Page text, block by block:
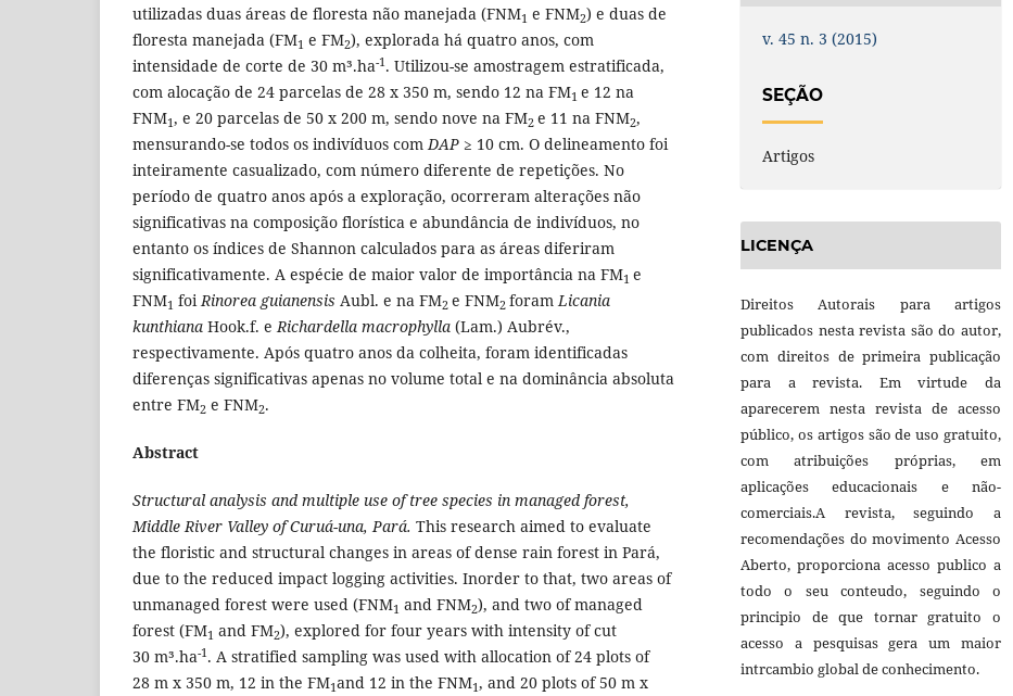
utilizadas duas áreas de floresta não manejada (FNM1 e FNM2) e duas de
floresta manejada (FM1 e FM2), explorada há quatro anos, com
intensidade de corte de 30 m³.ha-1 . Utilizou-se amostragem estratificada,
com alocação de 24 parcelas de 28 x 350 m, sendo 12 na FM1 e 12 na
FNM1, e 20 parcelas de 50 x 200 m, sendo nove na FM2 e 11 na FNM2,
mensurando-se todos os indivíduos comDAP ≥ 10 cm. O delineamento foi
inteiramente casualizado, com número diferente de repetições. No
período de quatro anos após a exploração, ocorreram alterações não
significativas na composição florística e abundância de indivíduos, no
entanto os índices de Shannon calculados para as áreas diferiram
significativamente. A espécie de maior valor de importância na FM1 e
FNM1 foiRinorea guianensis Aubl. e na FM2 e FNM2 foramLicania
kunthiana Hook.f. eRichardella macrophylla (Lam.) Aubrév.,
respectivamente. Após quatro anos da colheita, foram identificadas
diferenças significativas apenas no volume total e na dominância absoluta
entre FM2 e FNM2.
Abstract
Structural analysis and multiple use of tree species in managed forest,
Middle River Valley of Curuá-una, Pará. This research aimed to evaluate
the floristic and structural changes in areas of dense rain forest in Pará,
due to the reduced impact logging activities. Inorder to that, two areas of
unmanaged forest were used (FNM1 and FNM2), and two of managed
forest (FM1 and FM2), explored for four years with intensity of cut
30 m³.ha-1 . A stratified sampling was used with allocation of 24 plots of
28 m x 350 m, 12 in the FM1and 12 in the FNM1, and 20 plots of 50 m x
v. 45 n. 3 (2015)
SEÇÃO
Artigos
LICENÇA
Direitos Autorais para artigos
publicados nesta revista são do autor,
com direitos de primeira publicação
para a revista. Em virtude da
aparecerem nesta revista de acesso
público, os artigos são de uso gratuito,
com atribuições próprias, em
aplicações educacionais e não-
comerciais.A revista, seguindo a
recomendações do movimento Acesso
Aberto, proporciona acesso publico a
todo o seu conteudo, seguindo o
principio de que tornar gratuito o
acesso a pesquisas gera um maior
intrcambio global de conhecimento.